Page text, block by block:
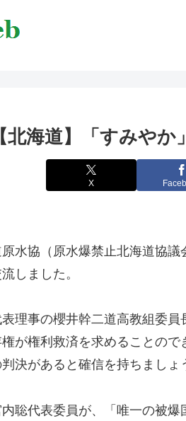
【北海道】「すみやか
X
水協（原水爆禁止北海道協
しました。
理事の櫻井幹二道高教組委
が権利救済を求めることの
決があると確信を持ちましょ
聡代表委員が、「唯一の被